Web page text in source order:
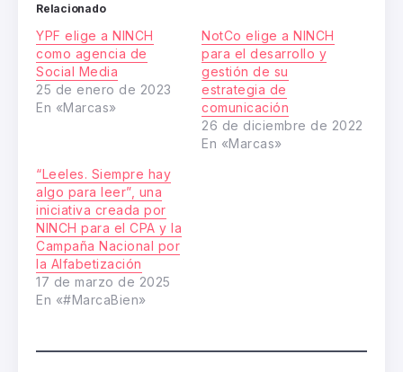
Relacionado
YPF elige a NINCH
como agencia de
Social Media
25 de enero de 2023
En «Marcas»
NotCo elige a NINCH
para el desarrollo y
gestión de su
estrategia de
comunicación
26 de diciembre de 2022
En «Marcas»
“Leeles. Siempre hay
algo para leer”, una
iniciativa creada por
NINCH para el CPA y la
Campaña Nacional por
la Alfabetización
17 de marzo de 2025
En «#MarcaBien»